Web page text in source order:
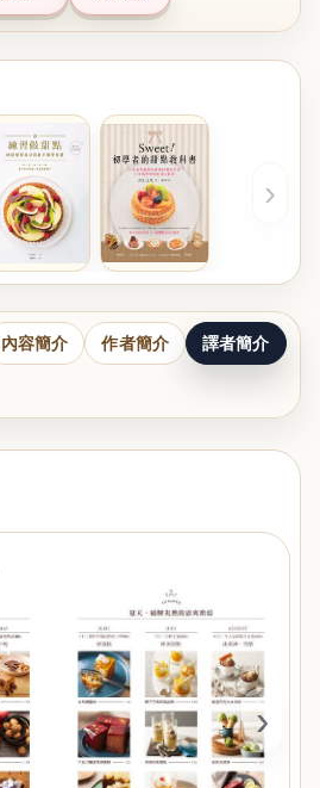
›
內容簡介 作者簡介 譯者簡介
›